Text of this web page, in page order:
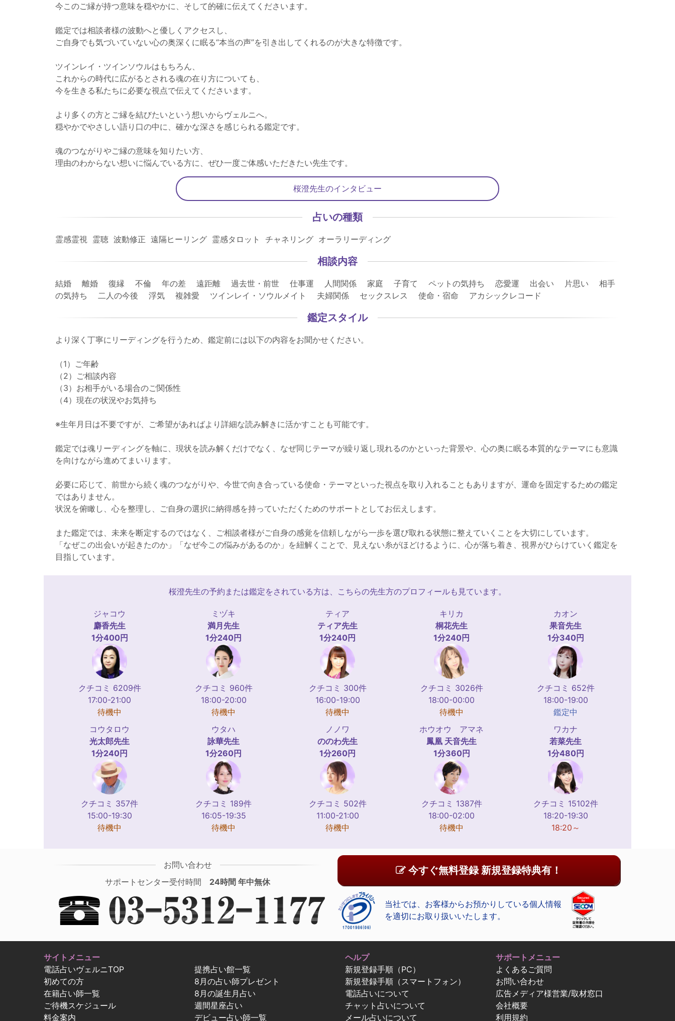
今このご縁が持つ意味を穏やかに、そして的確に伝えてくださいます。
鑑定では相談者様の波動へと優しくアクセスし、
ご自身でも気づいていない心の奥深くに眠る“本当の声”を引き出してくれるのが大きな特徴です。
ツインレイ・ツインソウルはもちろん、
これからの時代に広がるとされる魂の在り方についても、
今を生きる私たちに必要な視点で伝えてくださいます。
より多くの方とご縁を結びたいという想いからヴェルニへ。
穏やかでやさしい語り口の中に、確かな深さを感じられる鑑定です。
魂のつながりやご縁の意味を知りたい方、
理由のわからない想いに悩んでいる方に、ぜひ一度ご体感いただきたい先生です。
桜澄先生のインタビュー
占いの種類
霊感霊視 霊聴 波動修正 遠隔ヒーリング 霊感タロット チャネリング オーラリーディング
相談内容
結婚 離婚 復縁 不倫 年の差 遠距離 過去世・前世 仕事運 人間関係 家庭 子育て ペットの気持ち 恋愛運 出会い 片思い 相手
の気持ち 二人の今後 浮気 複雑愛 ツインレイ・ソウルメイト 夫婦関係 セックスレス 使命・宿命 アカシックレコード
鑑定スタイル
より深く丁寧にリーディングを行うため、鑑定前には以下の内容をお聞かせください。
（1）ご年齢
（2）ご相談内容
（3）お相手がいる場合のご関係性
（4）現在の状況やお気持ち
※生年月日は不要ですが、ご希望があればより詳細な読み解きに活かすことも可能です。
鑑定では魂リーディングを軸に、現状を読み解くだけでなく、なぜ同じテーマが繰り返し現れるのかといった背景や、心の奥に眠る本質的なテーマにも意識
を向けながら進めてまいります。
必要に応じて、前世から続く魂のつながりや、今世で向き合っている使命・テーマといった視点を取り入れることもありますが、運命を固定するための鑑定
ではありません。
状況を俯瞰し、心を整理し、ご自身の選択に納得感を持っていただくためのサポートとしてお伝えします。
また鑑定では、未来を断定するのではなく、ご相談者様がご自身の感覚を信頼しながら一歩を選び取れる状態に整えていくことを大切にしています。
「なぜこの出会いが起きたのか」「なぜ今この悩みがあるのか」を紐解くことで、見えない糸がほどけるように、心が落ち着き、視界がひらけていく鑑定を
目指しています。
桜澄先生の予約または鑑定をされている方は、こちらの先生方のプロフィールも見ています。
ジャコウ
麝香先生
1分400円
クチコミ 6209件
17:00-21:00
待機中
ミヅキ
満月 先生
1分240円
クチコミ 960件
18:00-20:00
待機中
ティア
ティア先生
1分240円
クチコミ 300件
16:00-19:00
待機中
キリカ
桐花先生
1分240円
クチコミ 3026件
18:00-00:00
待機中
カオン
果音先生
1分340円
クチコミ 652件
18:00-19:00
鑑定中
コウタロウ
光太郎先生
1分240円
クチコミ 357件
15:00-19:30
待機中
ウタハ
詠華先生
1分260円
クチコミ 189件
16:05-19:35
待機中
ノノワ
ののわ先生
1分260円
クチコミ 502件
11:00-21:00
待機中
ホウオウ アマネ
鳳凰 天音先生
1分360円
クチコミ 1387件
18:00-02:00
待機中
ワカナ
若菜先生
1分480円
クチコミ 15102件
18:20-19:30
18:20～
お問い合わせ
サポートセンター受付時間 24時間 年中無休
今すぐ無料登録 新規登録特典有！
当社では、お客様からお預かりしている個人情報
を適切にお取り扱いいたします。
サイトメニュー
電話占いヴェルニTOP
初めての方
在籍占い師一覧
ご待機スケジュール
料金案内
提携占い館一覧
8月の占い師プレゼント
8月の誕生月占い
週間星座占い
デビュー占い師一覧
ヘルプ
新規登録手順（PC）
新規登録手順（スマートフォン）
電話占いについて
チャット占いについて
メール占いについて
サポートメニュー
よくあるご質問
お問い合わせ
広告メディア様営業/取材窓口
会社概要
利用規約